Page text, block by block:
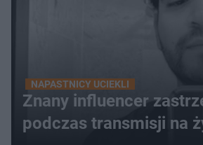
NAPASTNICY UCIEKLI
Znany influencer
podczas transmisji na